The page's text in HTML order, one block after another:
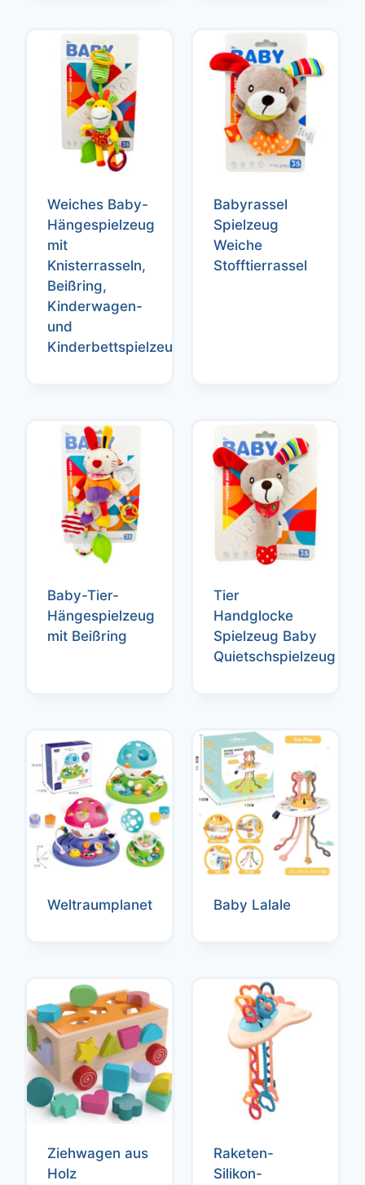
Weiches Baby-
Hängespielzeug
mit
Knisterrasseln,
Beißring,
Kinderwagen-
und
Kinderbettspielzeug
Babyrassel
Spielzeug
Weiche
Stofftierrassel
Baby-Tier-
Hängespielzeug
mit Beißring
Tier
Handglocke
Spielzeug Baby
Quietschspielzeug
Weltraumplanet Baby Lalale
Ziehwagen aus
Holz
Raketen-
Silikon-